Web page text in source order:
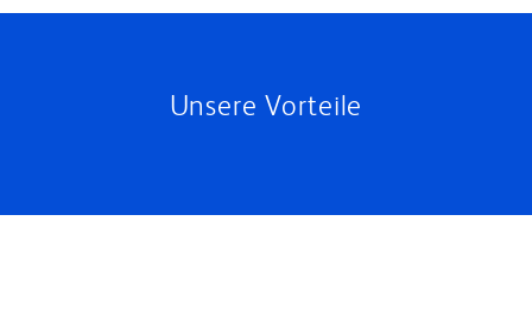
Unsere Vorteile